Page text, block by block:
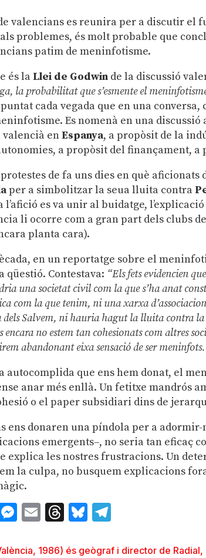
valencians es reunira per a discutir el
problemes, és molt probable que
patim de meninfotisme.
és la Llei de Godwin de la discussió
la probabilitat que s’esmente el
cada vegada que en una
Es nomenà en una
valencià enEspanya, a propòsit de la
a propòsit del finançament,
de fa uns dies en què aficionats
per a simbolitzar la seua lluita contra
l’afició es va unir al buidatge,
li ocorre com a gran part dels clubs
planta cara).
en un reportatge sobre el
qüestió. Contestava: “Els fets evidencien
una societat civil com la que s’ha anat
com la que tenim, ni una xarxa
dels Salvem, ni hauria hagut la lluita contra
encara no estem tan cohesionats com altres
abandonant eixa sensació de ser
autocomplida que ens hem donat, el
anar més enllà. Un fetitxe mandrós
o el paper subsidiari dins de
ens donaren una píndola per a
emergents–, no seria tan eficaç
explica les nostres frustracions. Un
la culpa, no busquem explicacions
Messenger
EmailThreads
Bluesky
1986) és geògraf i director de